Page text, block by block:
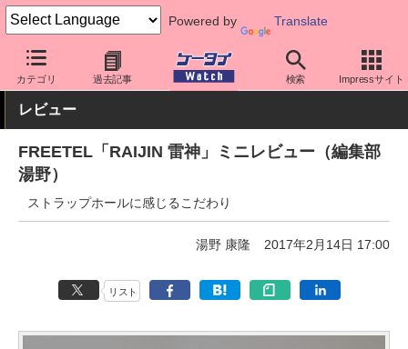
Powered by Translate
カテゴリ 過去記事 検索 Impressサイト
ケータイ Watch 格安スマホ/格安SIM 格安スマホ/SIMフリースマ
レビュー
FREETEL「RAIJIN 雷神」ミニレビュー（編集部
湯野）
ストラップホールに感じるこだわり
湯野 康隆 2017年2月14日 17:00
リスト